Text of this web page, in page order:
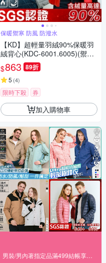
保暖禦寒 防風 防潑水
【KD】超輕量羽絨90%保暖羽
絨背心(KDC-6001.6005)(禦寒/
防潑水/換季)
$863 89折
5 (4)
限時下殺 券
加入購物車